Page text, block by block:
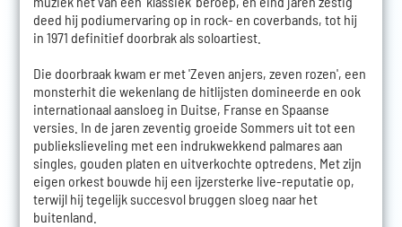
deed hij podiumervaring op in rock- en coverbands, tot hij
in 1971 definitief doorbrak als soloartiest.
Die doorbraak kwam er met 'Zeven anjers, zeven rozen', een
monsterhit die wekenlang de hitlijsten domineerde en ook
internationaal aansloeg in Duitse, Franse en Spaanse
versies. In de jaren zeventig groeide Sommers uit tot een
publiekslieveling met een indrukwekkend palmares aan
singles, gouden platen en uitverkochte optredens. Met zijn
eigen orkest bouwde hij een ijzersterke live-reputatie op,
terwijl hij tegelijk succesvol bruggen sloeg naar het
buitenland.